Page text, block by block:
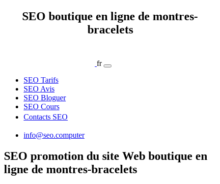
SEO boutique en ligne de montres-
bracelets
fr
SEO Tarifs
SEO Avis
SEO Bloguer
SEO Cours
Contacts SEO
info@seo.computer
SEO promotion du site Web boutique en
ligne de montres-bracelets